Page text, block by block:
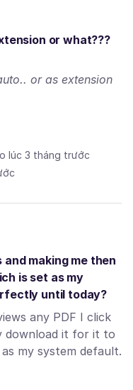
or what???
or as extension
lúc 3 tháng trước
making me then
is set as my
until today?
any PDF I click
download it for it to
my system default.